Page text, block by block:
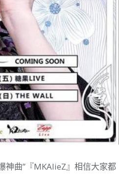
神曲”『MKAlieZ』相信大家都